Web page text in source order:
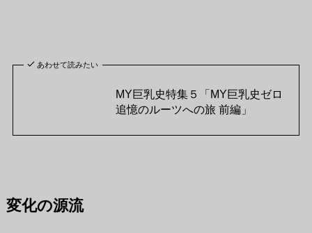
あわせて読みたい
MY巨乳史特集５「MY巨乳史ゼロ
追憶のルーツへの旅 前編」
変化の源流